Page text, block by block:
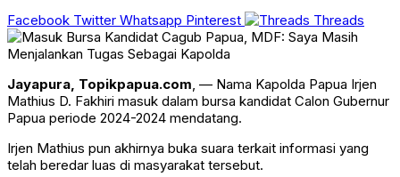
Facebook Twitter Whatsapp Pinterest Threads
Jayapura, Topikpapua.com, — Nama Kapolda Papua Irjen
Mathius D. Fakhiri masuk dalam bursa kandidat Calon Gubernur
Papua periode 2024-2024 mendatang.
Irjen Mathius pun akhirnya buka suara terkait informasi yang
telah beredar luas di masyarakat tersebut.